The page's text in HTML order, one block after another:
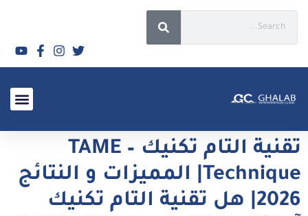
تقنية التام تكنيك – TAME
Technique| المميزات و النتائج
2026| هل تقنية التام تكنيك